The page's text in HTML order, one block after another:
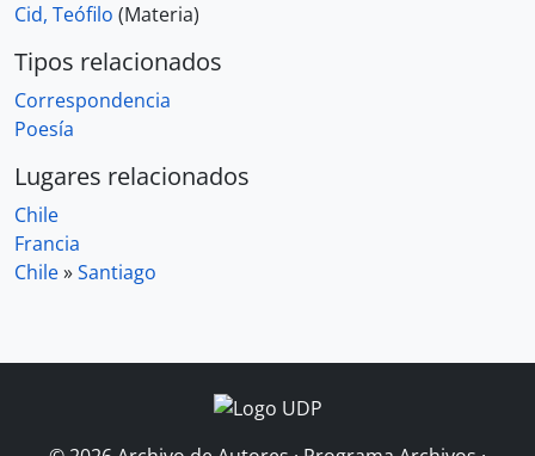
Cid, Teófilo (Materia)
Tipos relacionados
Correspondencia
Poesía
Lugares relacionados
Chile
Francia
Chile»Santiago